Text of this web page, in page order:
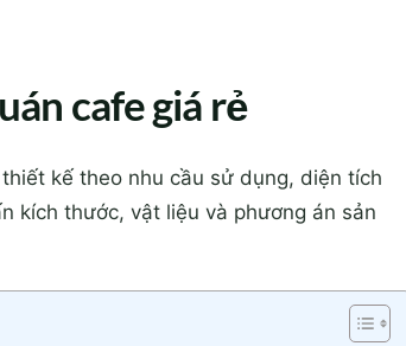
cafe giá rẻ
kế theo nhu cầu sử dụng, diện tích
kích thước, vật liệu và phương án sản